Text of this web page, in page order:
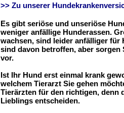
>> Zu unserer
Es gibt seriöse und unseriöse
weniger anfällige Hunderassen.
wachsen, sind leider anfälliger für
sind davon betroffen, aber sorgen
vor.
Ist Ihr Hund erst einmal krank
welchem Tierarzt Sie gehen
Tierärzten für den richtigen, denn
Lieblings entscheiden.